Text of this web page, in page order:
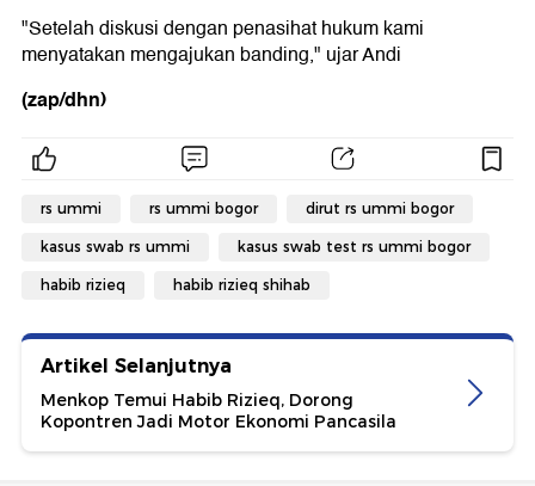
"Setelah diskusi dengan penasihat hukum kami
menyatakan mengajukan banding," ujar Andi
(zap/dhn)
rs ummi rs ummi bogor dirut rs ummi bogor
kasus swab rs ummi kasus swab test rs ummi bogor
habib rizieq habib rizieq shihab
Artikel Selanjutnya
Menkop Temui Habib Rizieq, Dorong
Kopontren Jadi Motor Ekonomi Pancasila